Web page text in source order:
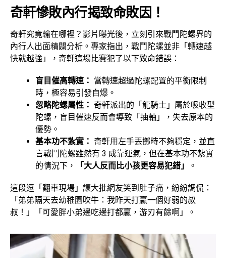
奇軒慘敗內行揭致命敗因！
奇軒究竟輸在哪裡？影片曝光後，立刻引來戰鬥陀螺界的
內行人出面精闢分析。專家指出，戰鬥陀螺並非「轉速越
快就越強」，奇軒這場比賽犯了以下致命錯誤：
盲目催高轉速： 當轉速超過陀螺配置的平衡限制
時，極容易引發自爆。
忽略陀螺屬性： 奇軒派出的「龍騎士」屬於吸收型
陀螺，盲目催速反而會導致「抽軸」，失去原本的
優勢。
基本功不紮實： 奇軒用左手丟擲時不夠穩定，並直
言戰鬥陀螺雖然有 3 成靠運氣，但在基本功不紮實
的情況下，
「大人反而比小孩更容易犯錯」 。
這段逗「翻車現場」讓大批網友笑到肚子痛，紛紛調侃：
「弟弟隔天去幼稚園吹牛：我昨天打贏一個好弱的叔
叔！」「可愛胖小弟邊吃邊打都贏，游刃有餘啊」。